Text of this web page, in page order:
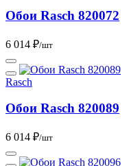
Обои Rasch 820072
6 014 ₽/шт
Rasch
Обои Rasch 820089
6 014 ₽/шт